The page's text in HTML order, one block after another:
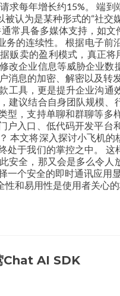
求每年增长约15%。 端
认为是某种形式的“社
常具备多媒体支持，如
的连续性。 根据电子
贩卖的盈利模式，真正
改企业信息等威胁企业
消息的加密、解密以及
工具，更是提升企业沟
建议结合自身团队规模
，支持单聊和群聊等
入口、低代码开发平
本文将深入探讨小飞机
于我们的掌控之中。
安全，那又会是多么令
个安全的即时通讯应
和易用性是使用者关心
Chat AI SDK